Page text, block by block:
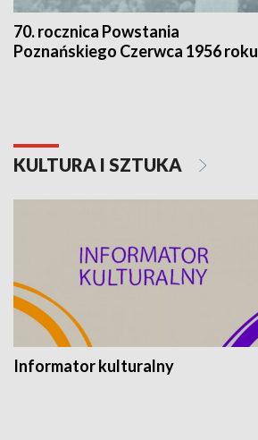
70. rocznica Powstania
Poznańskiego Czerwca 1956 roku
KULTURA I SZTUKA
Informator kulturalny